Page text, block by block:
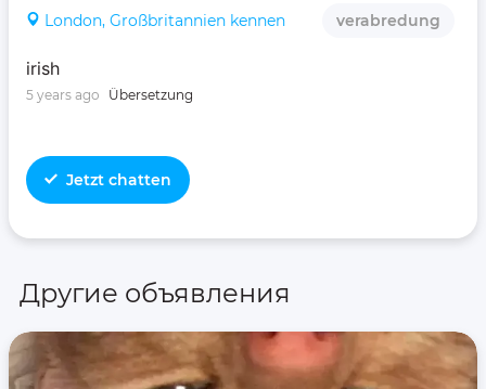
London, Großbritannien kennen verabredung
irish
5 years ago Übersetzung
Jetzt chatten
Другие объявления